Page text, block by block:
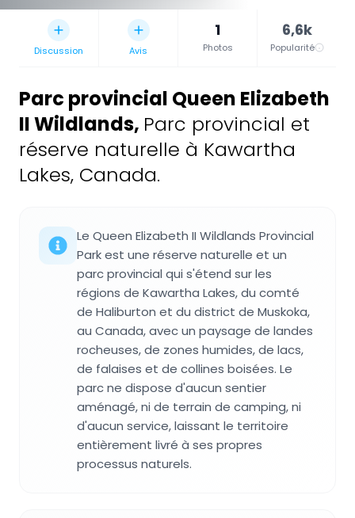
Discussion Avis
1
Photos
6,6k
Popularité
Parc provincial Queen Elizabeth
II Wildlands, Parc provincial et
réserve naturelle à Kawartha
Lakes, Canada.
Le Queen Elizabeth II Wildlands Provincial
Park est une réserve naturelle et un
parc provincial qui s'étend sur les
régions de Kawartha Lakes, du comté
de Haliburton et du district de Muskoka,
au Canada, avec un paysage de landes
rocheuses, de zones humides, de lacs,
de falaises et de collines boisées. Le
parc ne dispose d'aucun sentier
aménagé, ni de terrain de camping, ni
d'aucun service, laissant le territoire
entièrement livré à ses propres
processus naturels.